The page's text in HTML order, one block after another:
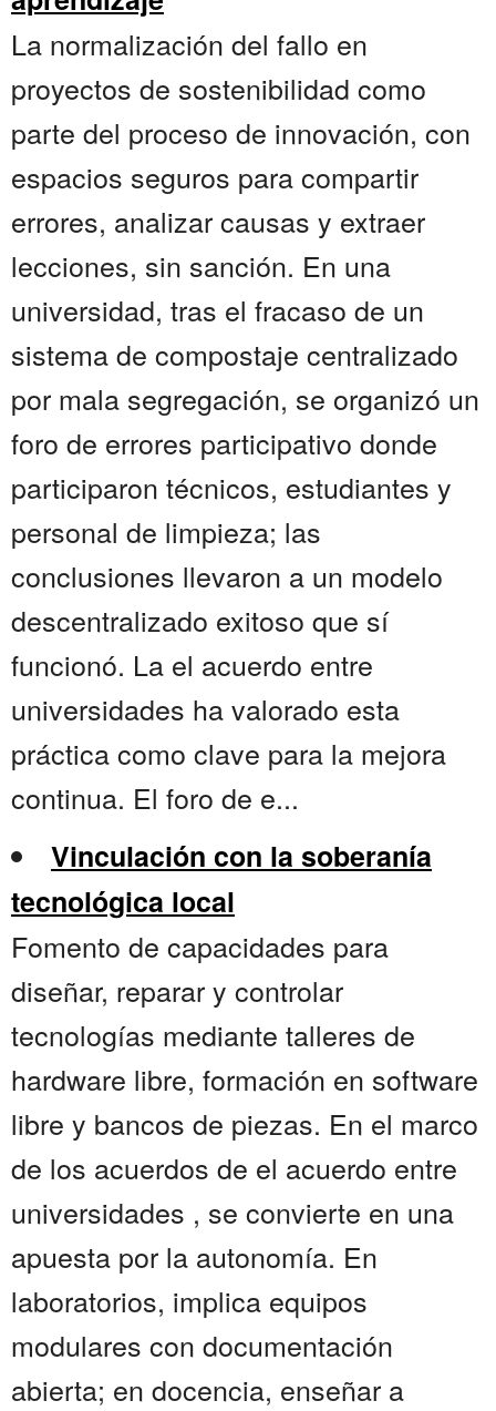
La normalización del fallo en
proyectos de sostenibilidad como
parte del proceso de innovación, con
espacios seguros para compartir
errores, analizar causas y extraer
lecciones, sin sanción. En una
universidad, tras el fracaso de un
sistema de compostaje centralizado
por mala segregación, se organizó un
foro de errores participativo donde
participaron técnicos, estudiantes y
personal de limpieza; las
conclusiones llevaron a un modelo
descentralizado exitoso que sí
funcionó. La el acuerdo entre
universidades ha valorado esta
práctica como clave para la mejora
continua. El foro de e...
Vinculación con la soberanía
tecnológica local
Fomento de capacidades para
diseñar, reparar y controlar
tecnologías mediante talleres de
hardware libre, formación en software
libre y bancos de piezas. En el marco
de los acuerdos de el acuerdo entre
universidades , se convierte en una
apuesta por la autonomía. En
laboratorios, implica equipos
modulares con documentación
abierta; en docencia, enseñar a